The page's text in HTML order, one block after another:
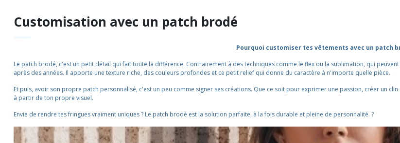
Customisation avec un patch brodé
Pourquoi customiser tes vêtements avec un patch
Le patch brodé, c'est un petit détail qui fait toute la différence. Contrairement à des techniques comme le flex ou la sublimation, qui
après des années. Il apporte une texture riche, des couleurs profondes et ce petit relief qui donne du caractère à n'importe quelle pièce.
Et puis, avoir son propre patch personnalisé, c'est un peu comme signer ses créations. Que ce soit pour exprimer une passion, créer un
à partir de ton propre visuel.
Envie de rendre tes fringues vraiment uniques ? Le patch brodé est la solution parfaite, à la fois durable et pleine de personnalité. ?